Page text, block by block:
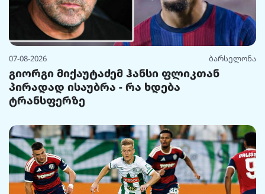
07-08-2026 ბარსელონა
გიორგი მიქაუტაძემ ჰანსი ფლიკთან
პირადად ისაუბრა - რა ხდება
ტრანსფერზე